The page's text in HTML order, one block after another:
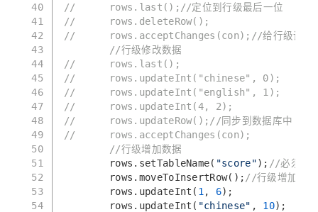
40
41
42
43
44
45
46
47
48
49
50
51
52
53
54
//		rows.last();//定位到行级最后一位
//		rows.deleteRow();
//		rows.acceptChanges(con);//给行级设置
//行级修改数据
//		rows.last();
//		rows.updateInt("chinese", 0);
//		rows.updateInt("english", 1);
//		rows.updateInt(4, 2);
//		rows.updateRow();//同步到数据库中
//		rows.acceptChanges(con);
//行级增加数据
		rows.setTableName(
"score"); //必须有
		rows.moveToInsertRow();
//行级增加新行
		rows.updateInt(
1 , 6);
		rows.updateInt(
"chinese" , 10);